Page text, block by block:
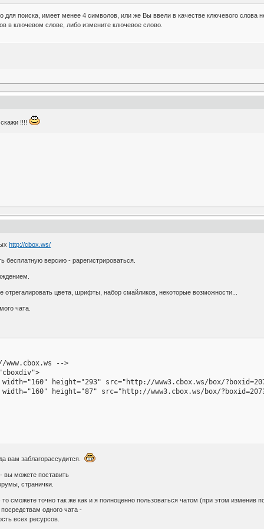
для поиска, имеет менее 4 символов, или же Вы ввели в качестве ключевого слова
в ключевом слове, либо измените ключевое слово.
!!!!
http://cbox.ws/
бесплатную версию - рарегистрироваться.
отрегалировать цвета, шрифты, набор смайликов, некоторые возможности...
чата.
-->
height="293" src="http://www3.cbox.ws/box/
height="87" src="http://www3.cbox.ws/box/
вам заблагорассудится.
вы можете поставить
странички.
сможете точно так же как и я полноценно пользоваться чатом (при этом изменив
одного чата -
всех ресурсов.